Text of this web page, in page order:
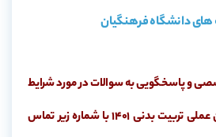
های دانشگاه فرهنگیان
و پاسخگویی به سوالات در مورد شرایط
تربیت بدنی 1401
با شماره زیر تماس